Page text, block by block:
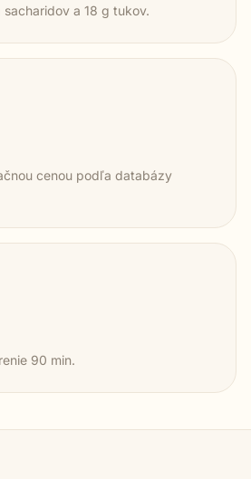
sacharidov a 18 g tukov.
cenou podľa databázy
90 min.